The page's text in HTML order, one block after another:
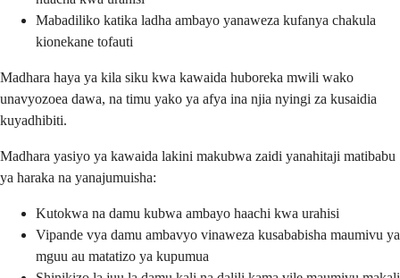
Mabadiliko katika ladha ambayo yanaweza kufanya chakula
kionekane tofauti
Madhara haya ya kila siku kwa kawaida huboreka mwili wako
unavyozoea dawa, na timu yako ya afya ina njia nyingi za kusaidia
kuyadhibiti.
Madhara yasiyo ya kawaida lakini makubwa zaidi yanahitaji matibabu
ya haraka na yanajumuisha:
Kutokwa na damu kubwa ambayo haachi kwa urahisi
Vipande vya damu ambavyo vinaweza kusababisha maumivu ya
mguu au matatizo ya kupumua